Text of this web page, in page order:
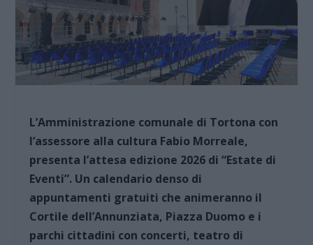
L’Amministrazione comunale di Tortona con
l’assessore alla cultura Fabio Morreale,
presenta l’attesa edizione 2026 di “Estate di
Eventi”. Un calendario denso di
appuntamenti gratuiti che animeranno il
Cortile dell’Annunziata, Piazza Duomo e i
parchi cittadini con concerti, teatro di